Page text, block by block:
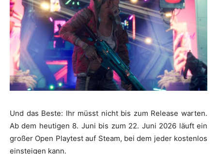
Und das Beste: Ihr müsst nicht bis zum Release warten.
Ab dem heutigen 8. Juni bis zum 22. Juni 2026 läuft ein
großer Open Playtest auf Steam, bei dem jeder kostenlos
einsteigen kann.